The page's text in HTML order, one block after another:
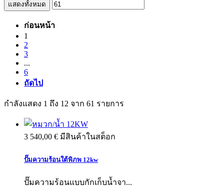
แสดงทั้งหมด
ก่อนหน้า
1
2
3
...
6
ถัดไป
กำลังแสดง 1 ถึง 12 จาก 61 รายการ
3 540,00 € มีสินค้าในสต็อก
ปั๊มความร้อนใต้พิภพ 12kw
ปั๊มความร้อนแบบกักเก็บน้ำจา...